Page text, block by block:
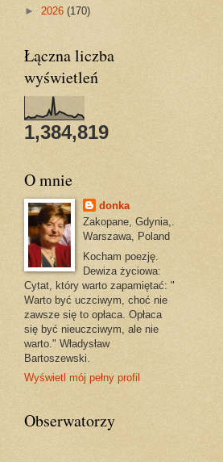
► 2026 (170)
Łączna liczba
wyświetleń
1,384,819
O mnie
donka
Zakopane, Gdynia,.
Warszawa, Poland
Kocham poezję.
Dewiza życiowa:
Cytat, który warto zapamiętać: "
Warto być uczciwym, choć nie
zawsze się to opłaca. Opłaca
się być nieuczciwym, ale nie
warto." Władysław
Bartoszewski.
Wyświetl mój pełny profil
Obserwatorzy